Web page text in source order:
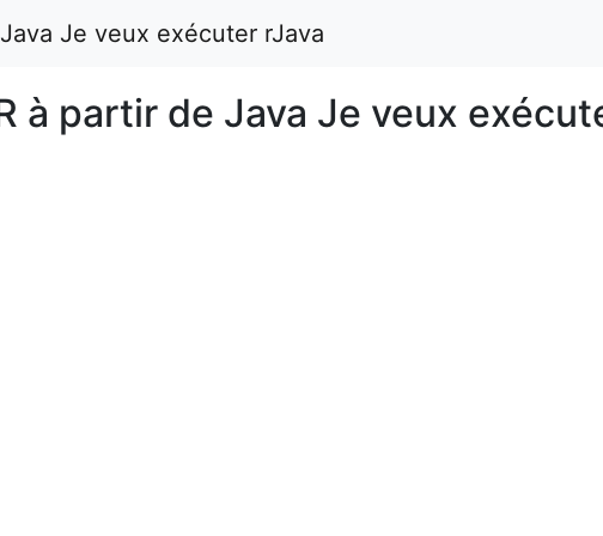
Je veux exécuter rJava
à partir de Java Je veux